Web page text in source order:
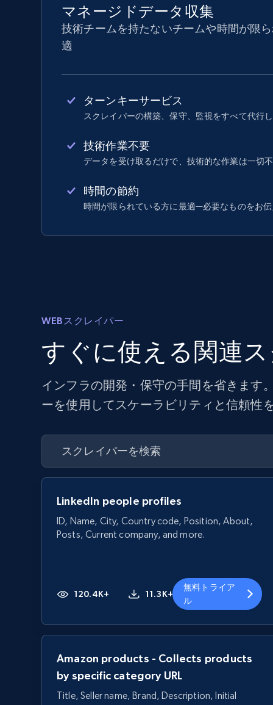
マネージドデータ収集
技術チームを持たないチームや時間が限
適
ターンキーサービス
スクレイパーの構築、保守、監視をすべて代行
技術作業不要
データを受け取るだけで、技術的な作業は一切
時間の節約
時間が限られている方に最適—必要なものをお
WEBスクレイパー
すぐに使える関連
インフラの開発・保守の手間を省きます
ーを使用してスケーラビリティと信頼性
LinkedIn people profiles
ID, Name, City, Country code, Position, About,
Posts, Current company, and more.
120.4K+ 11.3K+
無料トライア
ル
Amazon products - Collects products
by specific category URL
Title, Seller name, Brand, Description, Initial